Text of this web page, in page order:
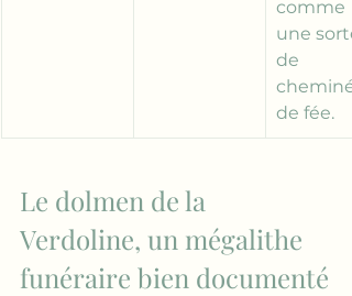
comme
une
de
de fée.
Le dolmen de la
Verdoline, un mégalithe
funéraire bien documenté